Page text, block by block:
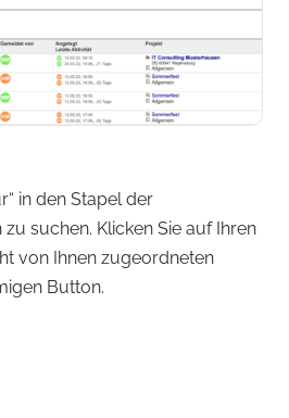
in den Stapel der
suchen. Klicken Sie auf Ihren
von Ihnen zugeordneten
Button.